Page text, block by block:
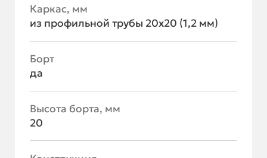
Каркас, мм
из профильной трубы 20х20 (1,2 мм)
Борт
да
Высота борта, мм
20